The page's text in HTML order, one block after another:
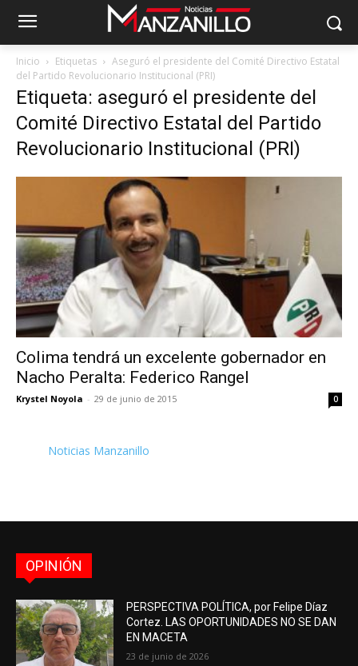
Inicio Etiquetas
Aseguró el presidente del Comité Directivo Estatal
del Partido Revolucionario Institucional (PRI)
Etiqueta: aseguró el presidente del
Comité Directivo Estatal del Partido
Revolucionario Institucional (PRI)
Colima tendrá un excelente gobernador en
Nacho Peralta: Federico Rangel
Krystel Noyola - 29 de junio de 2015 0
Noticias Manzanillo
OPINIÓN
PERSPECTIVA POLÍTICA, por Felipe Díaz
Cortez. LAS OPORTUNIDADES NO SE DAN
EN MACETA
23 de junio de 2026